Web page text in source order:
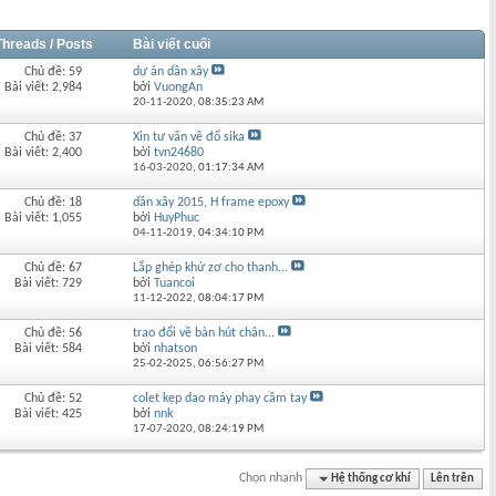
/ Posts Bài viết cuối
Chủ đề: 59
Bài viết: 2,984
dự án dần xây
bởiVuongAn
20-11-2020,08:35:23 AM
Chủ đề: 37
Bài viết: 2,400
Xin tư vấn về đổ sika
bởitvn24680
16-03-2020,01:17:34 AM
Chủ đề: 18
Bài viết: 1,055
dần xây 2015, H frame epoxy
bởi HuyPhuc
04-11-2019,04:34:10 PM
Chủ đề: 67
Bài viết: 729
Lắp ghép khử zơ cho thanh...
bởiTuancoi
11-12-2022,08:04:17 PM
Chủ đề: 56
Bài viết: 584
trao đổi về bàn hút chân...
bởinhatson
25-02-2025,06:56:27 PM
Chủ đề: 52
Bài viết: 425
colet kẹp dao máy phay cầm tay
bởinnk
17-07-2020,08:24:19 PM
Chọn nhanh Hệ thống cơ khí Lên trên